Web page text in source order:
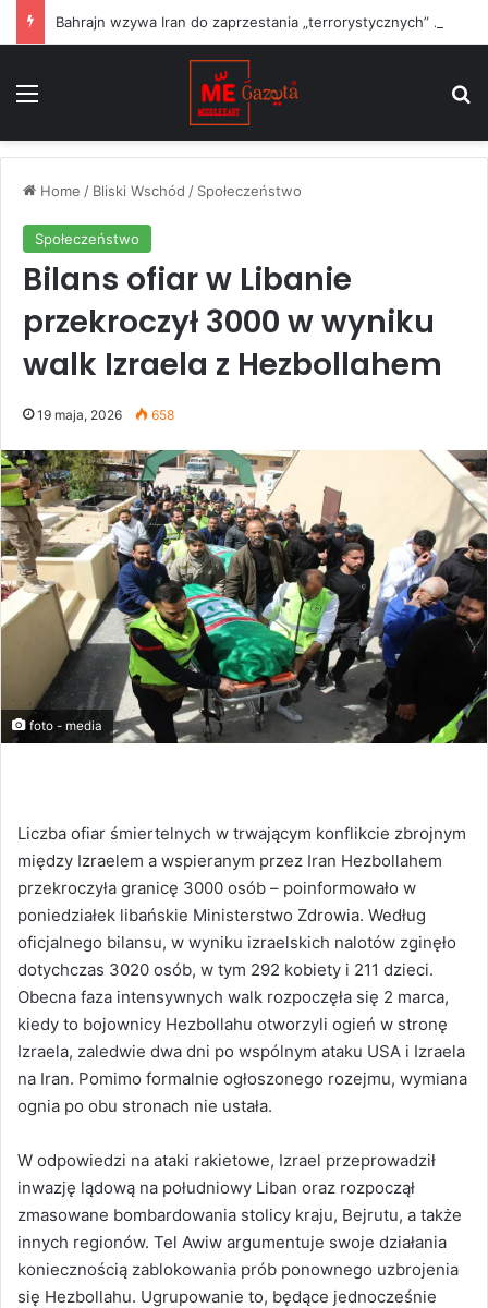
Bahrajn wzywa Iran do zaprzestania „terrorystycznych” ataków na państwa regionu i przestrzegania rezolucji ONZ
Home / Bliski Wschód / Społeczeństwo
Społeczeństwo
Bilans ofiar w Libanie
przekroczył 3000 w wyniku
walk Izraela z Hezbollahem
19 maja, 2026 658
foto - media
Liczba ofiar śmiertelnych w trwającym konflikcie zbrojnym
między Izraelem a wspieranym przez Iran Hezbollahem
przekroczyła granicę 3000 osób – poinformowało w
poniedziałek libańskie Ministerstwo Zdrowia. Według
oficjalnego bilansu, w wyniku izraelskich nalotów zginęło
dotychczas 3020 osób, w tym 292 kobiety i 211 dzieci.
Obecna faza intensywnych walk rozpoczęła się 2 marca,
kiedy to bojownicy Hezbollahu otworzyli ogień w stronę
Izraela, zaledwie dwa dni po wspólnym ataku USA i Izraela
na Iran. Pomimo formalnie ogłoszonego rozejmu, wymiana
ognia po obu stronach nie ustała.
W odpowiedzi na ataki rakietowe, Izrael przeprowadził
inwazję lądową na południowy Liban oraz rozpoczął
zmasowane bombardowania stolicy kraju, Bejrutu, a także
innych regionów. Tel Awiw argumentuje swoje działania
koniecznością zablokowania prób ponownego uzbrojenia
się Hezbollahu. Ugrupowanie to, będące jednocześnie